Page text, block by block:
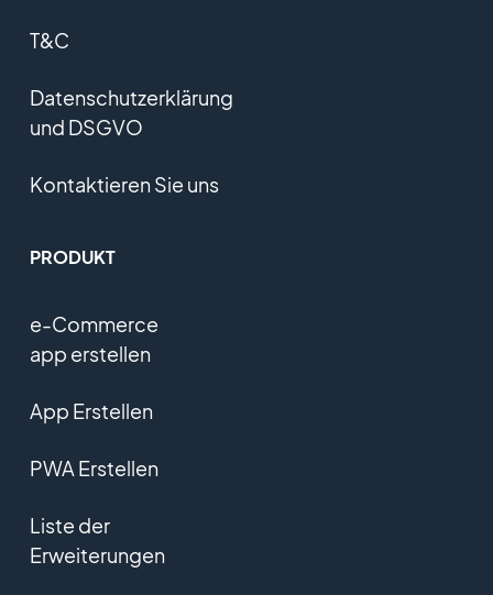
T&C
Datenschutzerklärung
und DSGVO
Kontaktieren Sie uns
PRODUKT
e-Commerce
app erstellen
App Erstellen
PWA Erstellen
Liste der
Erweiterungen